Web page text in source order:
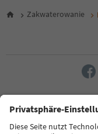
6
13
14
16
Zakwaterowanie